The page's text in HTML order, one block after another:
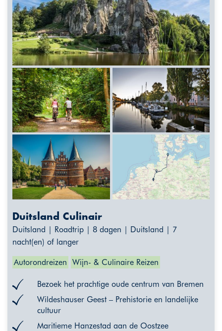
Duitsland Culinair
Duitsland | Roadtrip | 8 dagen | Duitsland | 7
nacht(en) of langer
Autorondreizen Wijn- & Culinaire Reizen
Bezoek het prachtige oude centrum van Bremen
Wildeshauser Geest – Prehistorie en landelijke
cultuur
Maritieme Hanzestad aan de Oostzee